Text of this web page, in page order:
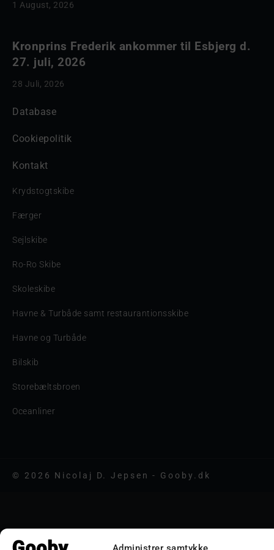
1 August, 2026
Kronprins Frederik ankommer til Esbjerg d.
27. juli, 2026
28 Juli, 2026
Database
Cookiepolitik
Kontakt
Krydstogtskibe
Færger
Sejlskibe
Ro-Ro Skibe
Skoleskibe
Havne & Turbåde samt restaurantionsskibe
Havne og Turbåde
Bilskib
Storebæltsbroen
Oceanliner
© 2026 Nicolaj D. Jepsen - Gooby.dk